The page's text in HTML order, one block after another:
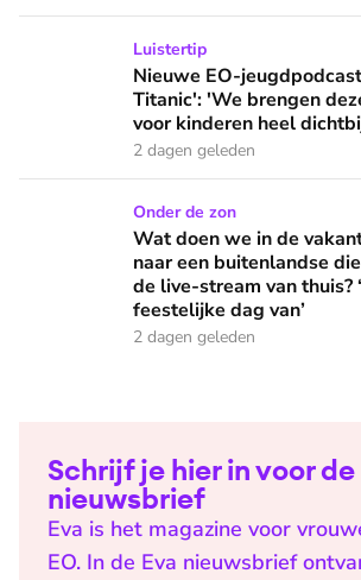
Nieuwe EO-jeugdpodcast
Luistertip
Nieuwe EO-
Titanic': 'We brengen
voor kinderen heel
2 dagen geleden
Wat doen we in de vakantie op
Onder de zon
Wat doen we in de
naar een buitenlandse
de live-stream van thuis?
feestelijke dag van’
2 dagen geleden
Schrijf je hier in voor
nieuwsbrief
Eva is het magazine voor
EO. In de Eva nieuwsbrief